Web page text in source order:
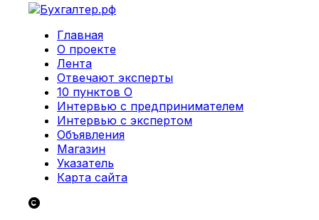
Главная
О проекте
Лента
Отвечают эксперты
10 пунктов О
Интервью с предпринимателем
Интервью с экспертом
Объявления
Магазин
Указатель
Карта сайта